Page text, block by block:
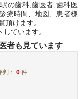
の歯科,歯医者,歯科医
療時間、地図、患者様
頂けます。
ています。
者も見ています
判：0 件